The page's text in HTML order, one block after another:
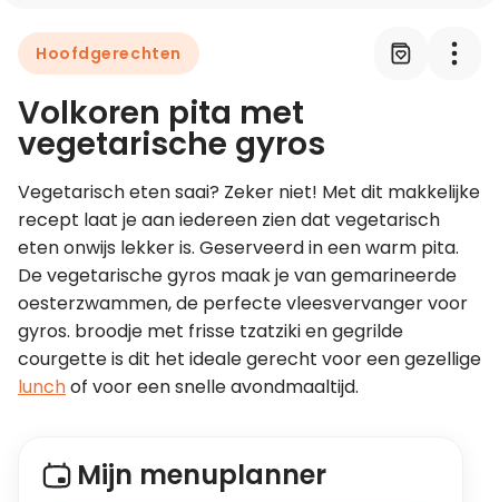
Leer koken als een chef
Hoofdgerechten
Volkoren pita met
vegetarische gyros
Vegetarisch eten saai? Zeker niet! Met dit makkelijke
recept laat je aan iedereen zien dat vegetarisch
eten onwijs lekker is. Geserveerd in een warm pita.
De vegetarische gyros maak je van gemarineerde
oesterzwammen, de perfecte vleesvervanger voor
gyros. broodje met frisse tzatziki en gegrilde
lunch of voor een snelle avondmaaltijd.
Mijn menuplanner